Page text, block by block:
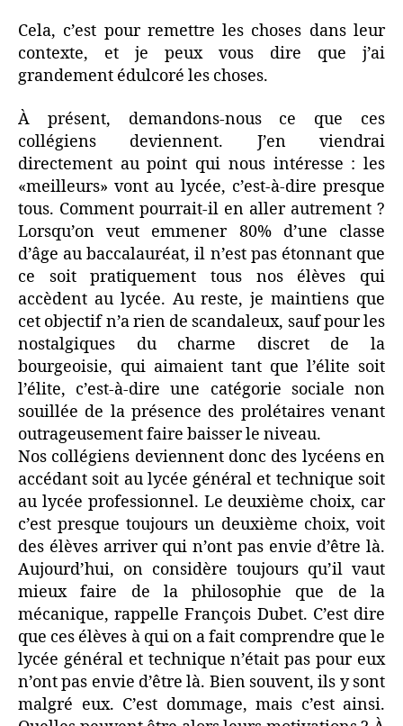
Cela, c’est pour remettre les choses dans leur
contexte, et je peux vous dire que j’ai
grandement édulcoré les choses.
À présent, demandons-nous ce que ces
collégiens deviennent. J’en viendrai
directement au point qui nous intéresse : les
«meilleurs» vont au lycée, c’est-à-dire presque
tous. Comment pourrait-il en aller autrement ?
Lorsqu’on veut emmener 80% d’une classe
d’âge au baccalauréat, il n’est pas étonnant que
ce soit pratiquement tous nos élèves qui
accèdent au lycée. Au reste, je maintiens que
cet objectif n’a rien de scandaleux, sauf pour les
nostalgiques du charme discret de la
bourgeoisie, qui aimaient tant que l’élite soit
l’élite, c’est-à-dire une catégorie sociale non
souillée de la présence des prolétaires venant
outrageusement faire baisser le niveau.
Nos collégiens deviennent donc des lycéens en
accédant soit au lycée général et technique soit
au lycée professionnel. Le deuxième choix, car
c’est presque toujours un deuxième choix, voit
des élèves arriver qui n’ont pas envie d’être là.
Aujourd’hui, on considère toujours qu’il vaut
mieux faire de la philosophie que de la
mécanique, rappelle François Dubet. C’est dire
que ces élèves à qui on a fait comprendre que le
lycée général et technique n’était pas pour eux
n’ont pas envie d’être là. Bien souvent, ils y sont
malgré eux. C’est dommage, mais c’est ainsi.